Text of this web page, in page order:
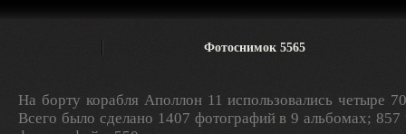
Фотоснимок 5565
На борту корабля Аполлон 11 использовались четыре
Всего было сделано 1407 фотографий в 9 альбомах;